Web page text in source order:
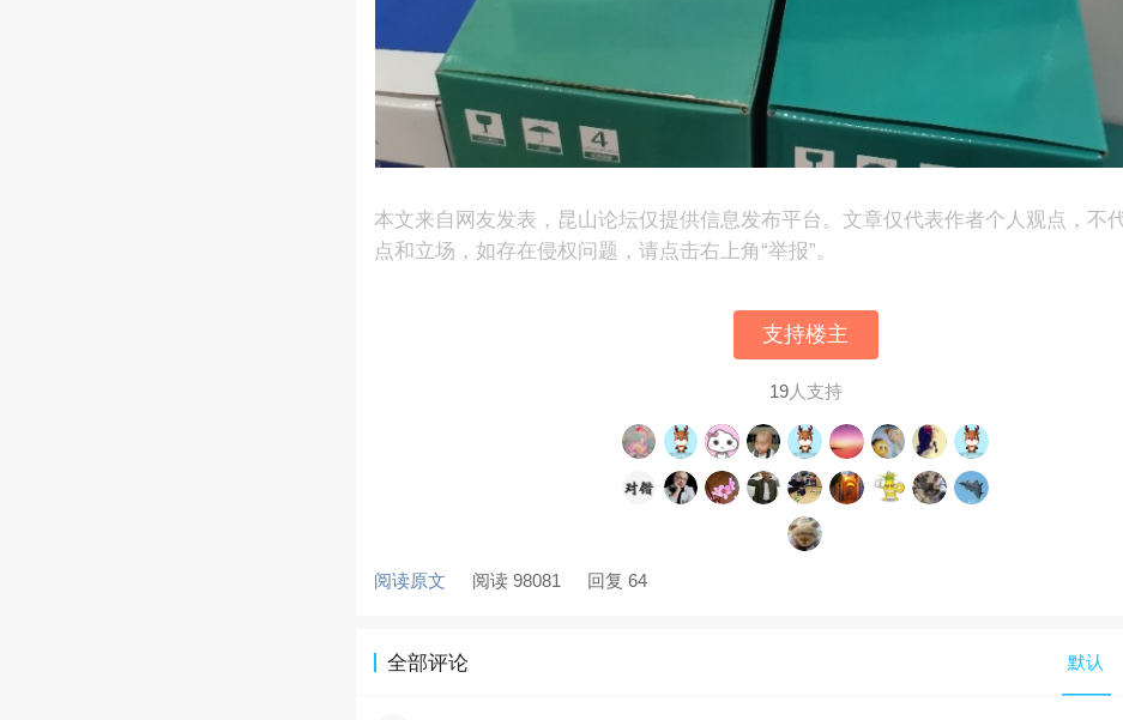
本文来自网友发表，昆山论坛仅提供信息发布平台。文章仅代表作者个人观点，不
点和立场，如存在侵权问题，请点击右上角“举报”。
支持楼主
19人支持
阅读原文 阅读 98081 回复 64
全部评论 默认